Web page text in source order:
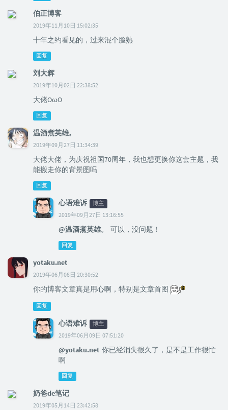
伯正博客
2019年11月10日 15:02:35
十年之约看见的，过来混个脸熟
回复
刘大辉
2019年10月02日 22:38:52
大佬OωO
回复
温酒煮英雄。
2019年09月27日 11:34:39
大佬大佬，为庆祝祖国70周年，我也想更换你这套主题，我
能搬走你的背景图吗
回复
心语难诉 博主
2019年09月27日 13:16:55
@温酒煮英雄。 可以，没问题！
回复
yotaku.net
2019年06月08日 20:30:52
你的博客文章真是用心啊，特别是文章首图
回复
心语难诉 博主
2019年06月09日 07:51:20
@yotaku.net 你已经消失很久了，是不是工作很忙
啊
回复
奶爸de笔记
2019年05月14日 23:42:58